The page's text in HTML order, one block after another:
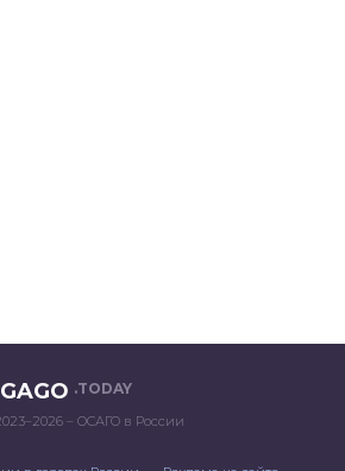
.TODAY
– ОСАГО в России